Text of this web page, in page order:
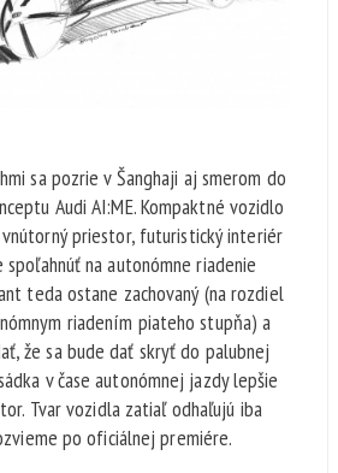
sa pozrie v Šanghaji aj smerom do
Audi AI:ME. Kompaktné vozidlo
priestor, futuristický interiér
na autonómne riadenie
teda ostane zachovaný (na rozdiel
riadením piateho stupňa) a
že sa bude dať skryť do palubnej
v čase autonómnej jazdy lepšie
Tvar vozidla zatiaľ odhaľujú iba
po oficiálnej premiére.